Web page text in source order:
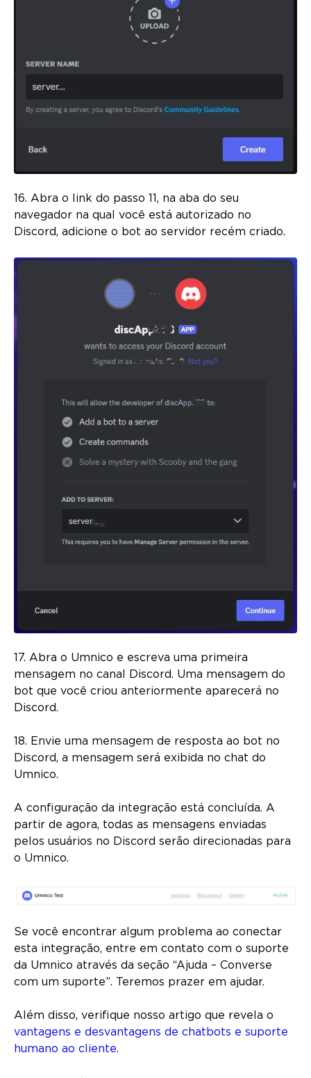
16. Abra o link do passo 11, na aba do seu
navegador na qual você está autorizado no
Discord, adicione o bot ao servidor recém criado.
17. Abra o Umnico e escreva uma primeira
mensagem no canal Discord. Uma mensagem do
bot que você criou anteriormente aparecerá no
Discord.
18. Envie uma mensagem de resposta ao bot no
Discord, a mensagem será exibida no chat do
Umnico.
A configuração da integração está concluída. A
partir de agora, todas as mensagens enviadas
pelos usuários no Discord serão direcionadas para
o Umnico.
Se você encontrar algum problema ao conectar
esta integração, entre em contato com o suporte
da Umnico através da seção “Ajuda – Converse
com um suporte”. Teremos prazer em ajudar.
Além disso, verifique nosso artigo que revela o
vantagens e desvantagens de chatbots e suporte
humano ao cliente.